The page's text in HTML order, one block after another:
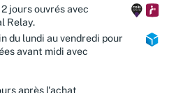
jours ouvrés avec
du lundi au vendredi pour
avant midi avec